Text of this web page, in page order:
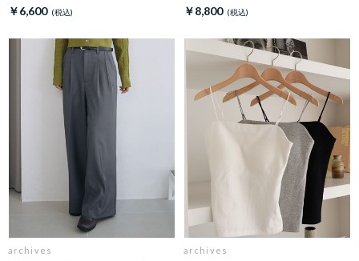
￥6,600 ￥8,800
archives archives